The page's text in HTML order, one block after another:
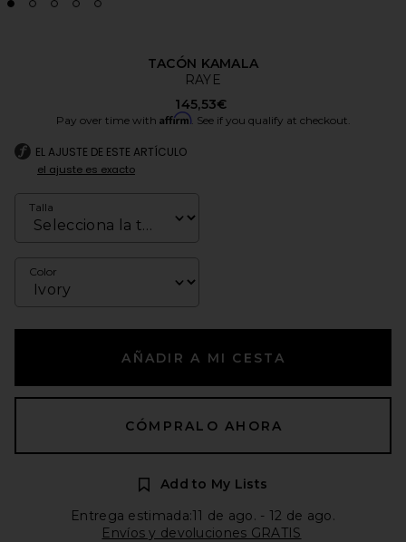
TACÓN KAMALA
RAYE
145,53€
Pay over time with Affirm. See if you qualify at checkout.
EL AJUSTE DE ESTE ARTÍCULO
el ajuste es exacto
Talla
Color
AÑADIR A MI CESTA
CÓMPRALO AHORA
Add to My Lists
Entrega estimada:11 de ago. - 12 de ago.
Envíos y devoluciones GRATIS